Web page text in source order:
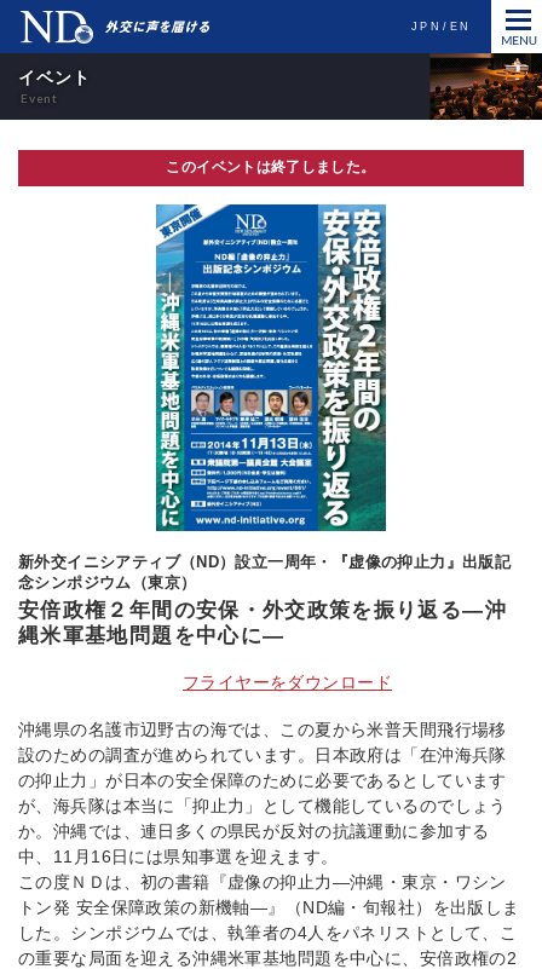
JPN EN
イベント
このイベントは終了しました。
新外交イニシアティブ（ND）設立一周年・『虚像の抑止力』出版記
念シンポジウム（東京）
安倍政権２年間の安保・外交政策を振り返る―沖
縄米軍基地問題を中心に―
フライヤーをダウンロード
沖縄県の名護市辺野古の海では、この夏から米普天間飛行場移
設のための調査が進められています。日本政府は「在沖海兵隊
の抑止力」が日本の安全保障のために必要であるとしています
が、海兵隊は本当に「抑止力」として機能しているのでしょう
か。沖縄では、連日多くの県民が反対の抗議運動に参加する
中、11月16日には県知事選を迎えます。
この度ＮＤは、初の書籍『虚像の抑止力―沖縄・東京・ワシン
トン発 安全保障政策の新機軸―』（ND編・旬報社）を出版しま
した。シンポジウムでは、執筆者の4人をパネリストとして、こ
の重要な局面を迎える沖縄米軍基地問題を中心に、安倍政権の2